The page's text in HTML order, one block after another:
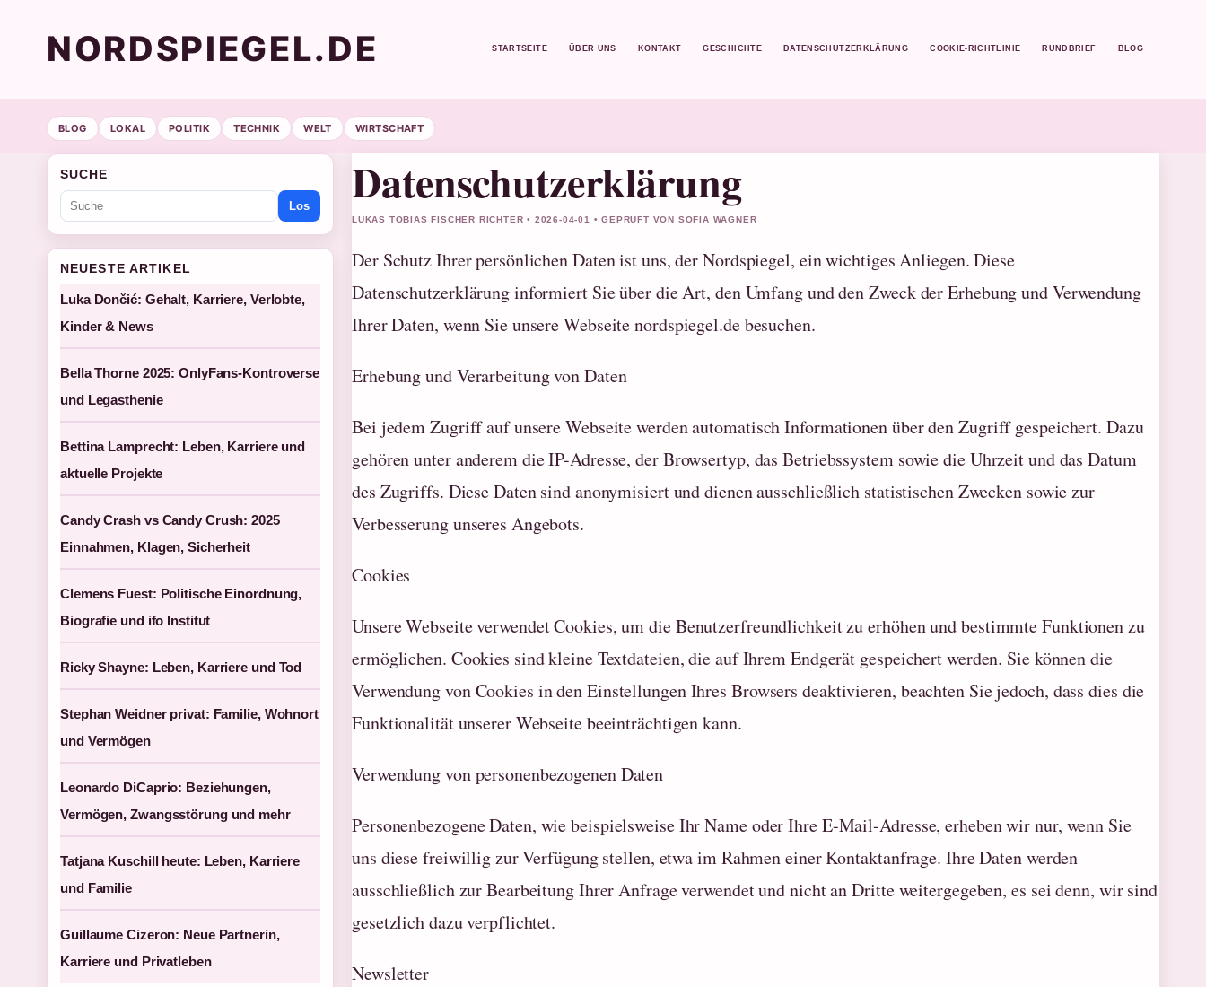
NORDSPIEGEL.DE STARTSEITE ÜBER UNS KONTAKT GESCHICHTE DATENSCHUTZERKLÄRUNG COOKIE-RICHTLINIE RUNDBRIEF BLOG
BLOG LOKAL POLITIK TECHNIK WELT WIRTSCHAFT
Datenschutzerklärung
LUKAS TOBIAS FISCHER RICHTER • 2026-04-01 • GEPRUFT VON SOFIA WAGNER
Der Schutz Ihrer persönlichen Daten ist uns, der Nordspiegel, ein wichtiges Anliegen. Diese
Datenschutzerklärung informiert Sie über die Art, den Umfang und den Zweck der Erhebung und Verwendung
Ihrer Daten, wenn Sie unsere Webseite nordspiegel.de besuchen.
Erhebung und Verarbeitung von Daten
Bei jedem Zugriff auf unsere Webseite werden automatisch Informationen über den Zugriff gespeichert. Dazu
gehören unter anderem die IP-Adresse, der Browsertyp, das Betriebssystem sowie die Uhrzeit und das Datum
des Zugriffs. Diese Daten sind anonymisiert und dienen ausschließlich statistischen Zwecken sowie zur
Verbesserung unseres Angebots.
Cookies
Unsere Webseite verwendet Cookies, um die Benutzerfreundlichkeit zu erhöhen und bestimmte Funktionen zu
ermöglichen. Cookies sind kleine Textdateien, die auf Ihrem Endgerät gespeichert werden. Sie können die
Verwendung von Cookies in den Einstellungen Ihres Browsers deaktivieren, beachten Sie jedoch, dass dies die
Funktionalität unserer Webseite beeinträchtigen kann.
Verwendung von personenbezogenen Daten
Personenbezogene Daten, wie beispielsweise Ihr Name oder Ihre E-Mail-Adresse, erheben wir nur, wenn Sie
uns diese freiwillig zur Verfügung stellen, etwa im Rahmen einer Kontaktanfrage. Ihre Daten werden
ausschließlich zur Bearbeitung Ihrer Anfrage verwendet und nicht an Dritte weitergegeben, es sei denn, wir sind
gesetzlich dazu verpflichtet.
Newsletter
SUCHE
Los
NEUESTE ARTIKEL
Luka Dončić: Gehalt, Karriere, Verlobte,
Kinder & News
Bella Thorne 2025: OnlyFans-Kontroverse
und Legasthenie
Bettina Lamprecht: Leben, Karriere und
aktuelle Projekte
Candy Crash vs Candy Crush: 2025
Einnahmen, Klagen, Sicherheit
Clemens Fuest: Politische Einordnung,
Biografie und ifo Institut
Ricky Shayne: Leben, Karriere und Tod
Stephan Weidner privat: Familie, Wohnort
und Vermögen
Leonardo DiCaprio: Beziehungen,
Vermögen, Zwangsstörung und mehr
Tatjana Kuschill heute: Leben, Karriere
und Familie
Guillaume Cizeron: Neue Partnerin,
Karriere und Privatleben